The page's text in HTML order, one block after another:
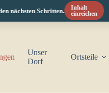
Schritten.
Inhalt
einreichen
Unser
Dorf
Ortsteile